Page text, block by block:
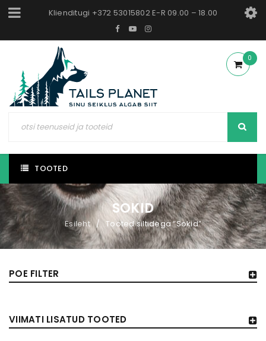
Klienditugi +372 53015802 E-R 09.00 – 18.00
0
TOOTED
SOKID
Esileht / Tooted siltidega “Sokid”
POE FILTER
VIIMATI LISATUD TOOTED